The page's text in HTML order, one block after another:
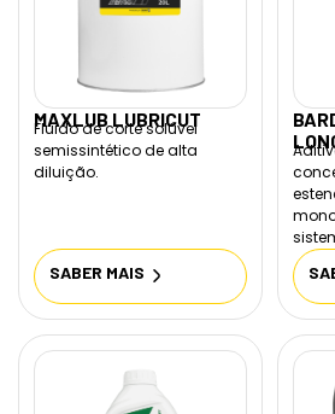
MAXLUB LUBRICUT
Fluido de corte solúvel
semissintético de alta
diluição.
SABER MAIS